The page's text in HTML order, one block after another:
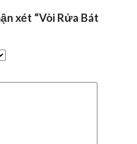
xét “Vòi Rửa Bát